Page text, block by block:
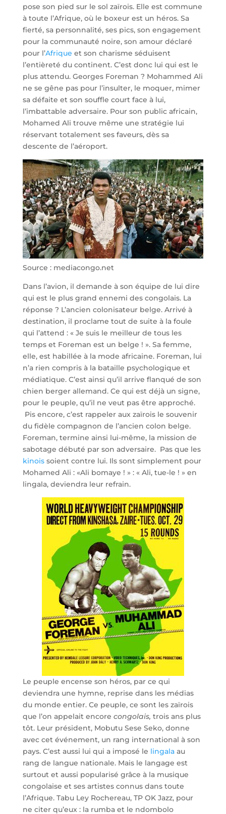
pose son pied sur le sol zaïrois. Elle est commune
à toute l’Afrique, où le boxeur est un héros. Sa
fierté, sa personnalité, ses pics, son engagement
pour la communauté noire, son amour déclaré
pour l’Afrique et son charisme séduisent
l’entièreté du continent. C’est donc lui qui est le
plus attendu. Georges Foreman ? Mohammed Ali
ne se gêne pas pour l’insulter, le moquer, mimer
sa défaite et son souffle court face à lui,
l’imbattable adversaire. Pour son public africain,
Mohamed Ali trouve même une stratégie lui
réservant totalement ses faveurs, dès sa
descente de l’aéroport.
Source : mediacongo.net
Dans l’avion, il demande à son équipe de lui dire
qui est le plus grand ennemi des congolais. La
réponse ? L’ancien colonisateur belge. Arrivé à
destination, il proclame tout de suite à la foule
qui l’attend : « Je suis le meilleur de tous les
temps et Foreman est un belge ! ». Sa femme,
elle, est habillée à la mode africaine. Foreman, lui
n’a rien compris à la bataille psychologique et
médiatique. C’est ainsi qu’il arrive flanqué de son
chien berger allemand. Ce qui est déjà un signe,
pour le peuple, qu’il ne veut pas être approché.
Pis encore, c’est rappeler aux zaïrois le souvenir
du fidèle compagnon de l’ancien colon belge.
Foreman, termine ainsi lui-même, la mission de
sabotage débuté par son adversaire. Pas que les
kinoissoient contre lui. Ils sont simplement pour
Mohamed Ali : «Ali bomaye ! » : « Ali, tue-le ! » en
lingala, deviendra leur refrain.
Le peuple encense son héros, par ce qui
deviendra une hymne, reprise dans les médias
du monde entier. Ce peuple, ce sont les zaïrois
que l’on appelait encore congolais, trois ans plus
tôt. Leur président, Mobutu Sese Seko, donne
avec cet événement, un rang international à son
pays. C’est aussi lui qui a imposé le lingalaau
rang de langue nationale. Mais le langage est
surtout et aussi popularisé grâce à la musique
congolaise et ses artistes connus dans toute
l’Afrique. Tabu Ley Rochereau, TP OK Jazz, pour
ne citer qu’eux : la rumba et le ndombolo